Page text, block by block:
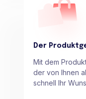
Der
Mit dem
der von Ihnen
schnell Ihr